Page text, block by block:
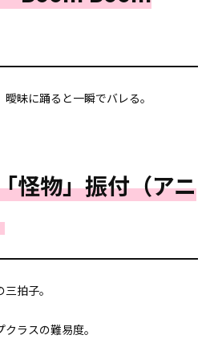
昧に踊ると一瞬でバレる。
怪物」振付（アニ
拍子。
ラスの難易度。